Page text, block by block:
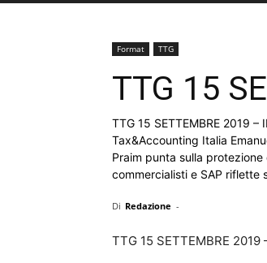
Format TTG
TTG 15
TTG 15 SETTEMBRE 2019
Tax&Accounting Italia
Praim punta sulla
commercialisti e SAP riflette
Di Redazione -
TTG 15 SETTEMBRE 2019